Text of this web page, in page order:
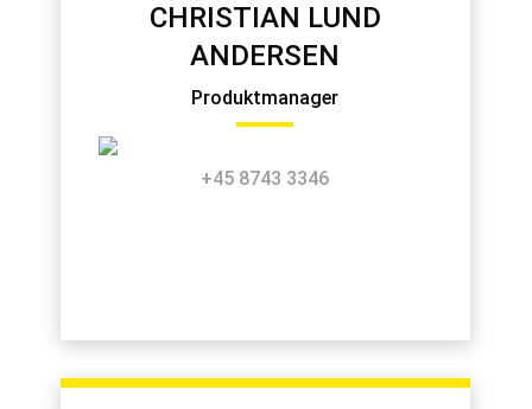
CHRISTIAN LUND
ANDERSEN
Produktmanager
+45 8743 3346